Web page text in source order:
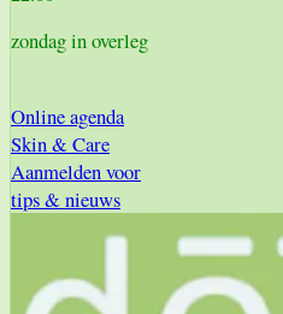
zondag in overleg
Online agenda
Skin & Care
Aanmelden voor
tips & nieuws